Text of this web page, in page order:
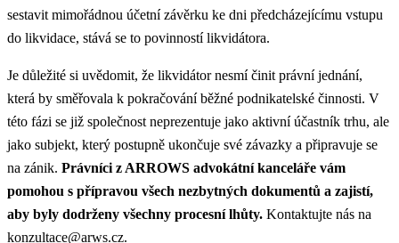
sestavit mimořádnou účetní závěrku ke dni předcházejícímu vstupu
do likvidace, stává se to povinností likvidátora.​
Je důležité si uvědomit, že likvidátor nesmí činit právní jednání,
která by směřovala k pokračování běžné podnikatelské činnosti. V
této fázi se již společnost neprezentuje jako aktivní účastník trhu, ale
jako subjekt, který postupně ukončuje své závazky a připravuje se
na zánik. Právníci z ARROWS advokátní kanceláře vám
pomohou s přípravou všech nezbytných dokumentů a zajistí,
aby byly dodrženy všechny procesní lhůty. Kontaktujte nás na
konzultace@arws.cz.